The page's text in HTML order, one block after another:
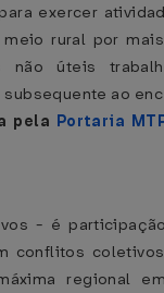
exercer
rural por
não úteis
ao
pela Portaria
- é
conflitos
regional